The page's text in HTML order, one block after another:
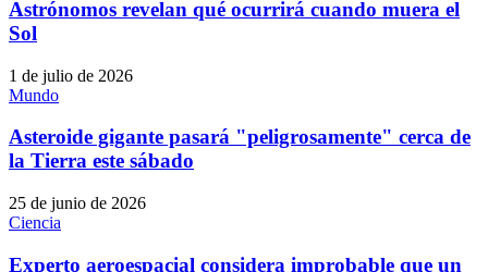
Astrónomos revelan qué ocurrirá cuando muera el
Sol
1 de julio de 2026
Mundo
Asteroide gigante pasará "peligrosamente" cerca de
la Tierra este sábado
25 de junio de 2026
Ciencia
Experto aeroespacial considera improbable que un